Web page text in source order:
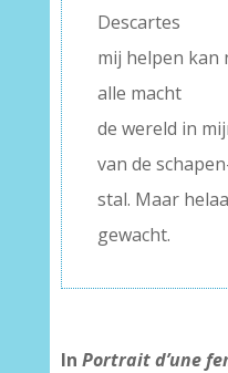
Descartes
mij helpen
alle macht
de wereld in
van de
stal. Maar
gewacht.
In Portrait d’une